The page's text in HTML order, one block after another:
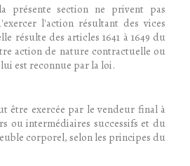
présente section ne privent pas
l'action résultant des vices
résulte des articles 1641 à 1649 du
action de nature contractuelle ou
est reconnue par la loi.
être exercée par le vendeur final à
ou intermédiaires successifs et du
corporel, selon les principes du